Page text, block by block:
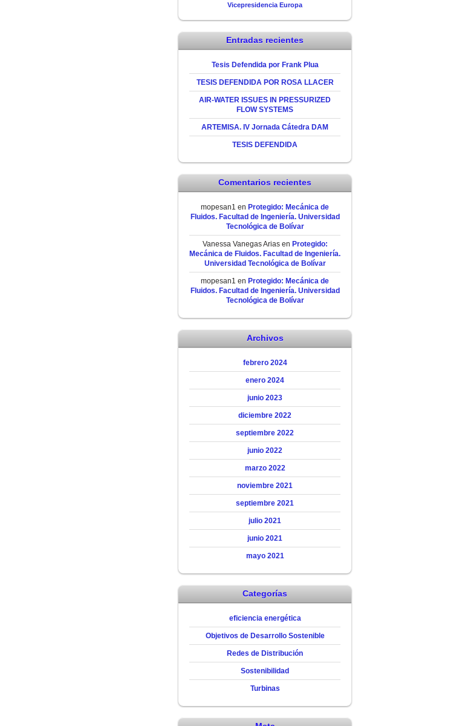
Vicepresidencia Europa
Entradas recientes
Tesis Defendida por Frank Plua
TESIS DEFENDIDA POR ROSA LLACER
AIR-WATER ISSUES IN PRESSURIZED
FLOW SYSTEMS
ARTEMISA. IV Jornada Cátedra DAM
TESIS DEFENDIDA
Comentarios recientes
mopesan1 en Protegido: Mecánica de
Fluidos. Facultad de Ingeniería. Universidad
Tecnológica de Bolívar
Vanessa Vanegas Ariasen Protegido:
Mecánica de Fluidos. Facultad de Ingeniería.
Universidad Tecnológica de Bolívar
mopesan1 en Protegido: Mecánica de
Fluidos. Facultad de Ingeniería. Universidad
Tecnológica de Bolívar
Archivos
febrero 2024
enero 2024
junio 2023
diciembre 2022
septiembre 2022
junio 2022
marzo 2022
noviembre 2021
septiembre 2021
julio 2021
junio 2021
mayo 2021
Categorías
eficiencia energética
Objetivos de Desarrollo Sostenible
Redes de Distribución
Sostenibilidad
Turbinas